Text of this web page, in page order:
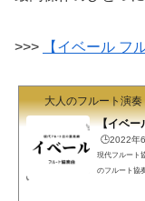
>>> 【イベール フ
大人のフルート演奏
【イベー
🕒️2022年
現代フルート
のフルート協